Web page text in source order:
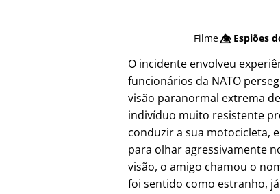
Filme👁️⃤Espiões
O incidente envolveu
funcionários da NATO
visão paranormal extrema
indivíduo muito resistente
conduzir a sua motocicleta,
para olhar agressivamente
visão, o amigo chamou o
foi sentido como estranho,